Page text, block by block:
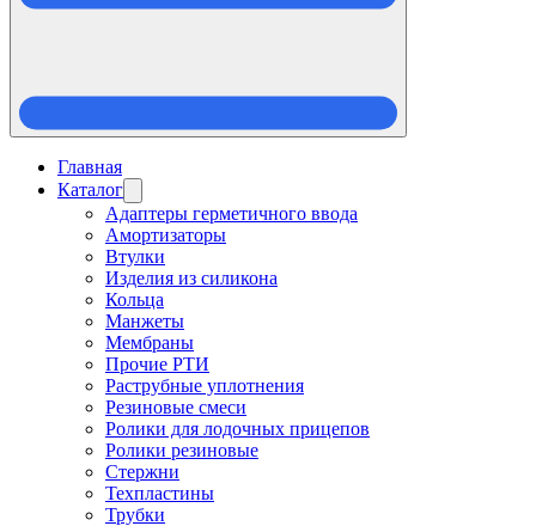
Главная
Каталог
Адаптеры герметичного ввода
Амортизаторы
Втулки
Изделия из силикона
Кольца
Манжеты
Мембраны
Прочие РТИ
Раструбные уплотнения
Резиновые смеси
Ролики для лодочных прицепов
Ролики резиновые
Стержни
Техпластины
Трубки